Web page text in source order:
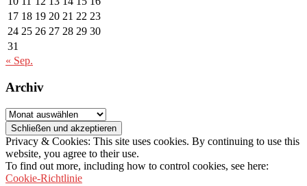
17 18 19 20 21 22 23
24 25 26 27 28 29 30
31
« Sep.
Archiv
Archiv
Privacy & Cookies: This site uses cookies. By continuing to use this
website, you agree to their use.
To find out more, including how to control cookies, see here:
Cookie-Richtlinie